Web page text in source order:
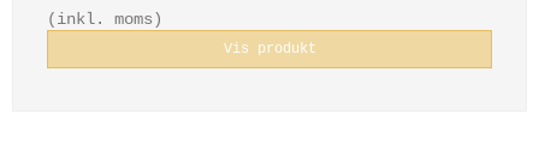
(inkl. moms)
Vis produkt